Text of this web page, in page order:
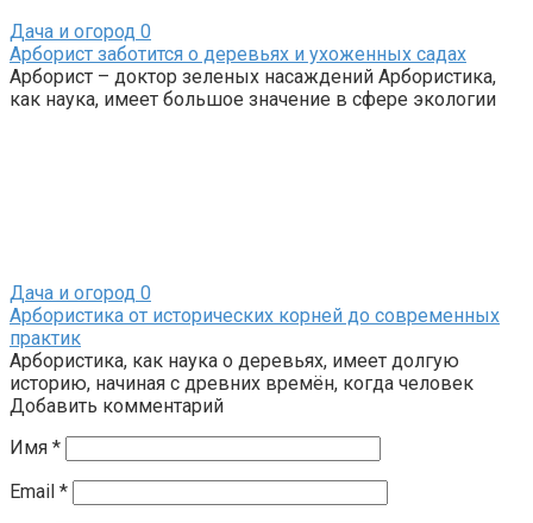
Дача и огород 0
Арборист заботится о деревьях и ухоженных садах
Арборист – доктор зеленых насаждений Арбористика,
как наука, имеет большое значение в сфере экологии
Дача и огород 0
Арбористика от исторических корней до современных
практик
Арбористика, как наука о деревьях, имеет долгую
историю, начиная с древних времён, когда человек
Добавить комментарий
Имя *
Email *